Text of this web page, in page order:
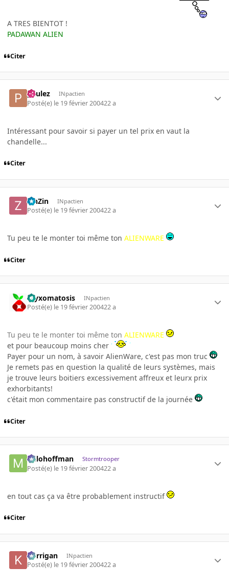
A TRES BIENTOT !
PADAWAN ALIEN
Citer
paulez INpactien
Posté(e) le 19 février 200422 a
Intéressant pour savoir si payer un tel prix en vaut la
chandelle...
Citer
ZinZin INpactien
Posté(e) le 19 février 200422 a
Tu peu te le monter toi même ton ALIENWARE
Citer
myxomatosis INpactien
Posté(e) le 19 février 200422 a
Tu peu te le monter toi même ton ALIENWARE
et pour beaucoup moins cher
Payer pour un nom, à savoir AlienWare, c'est pas mon truc
Je remets pas en question la qualité de leurs systèmes, mais
je trouve leurs boitiers excessivement affreux et leurx prix
exhorbitants!
c'était mon commentaire pas constructif de la journée
Citer
milohoffman Stormtrooper
Posté(e) le 19 février 200422 a
en tout cas ça va être probablement instructif
Citer
korrigan INpactien
Posté(e) le 19 février 200422 a